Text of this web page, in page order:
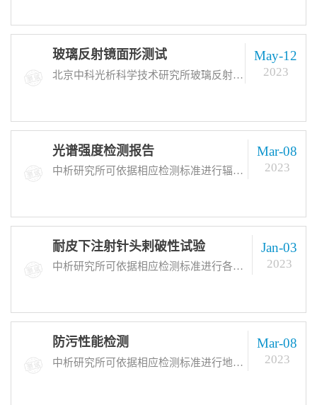
玻璃反射镜面形测试
北京中科光析科学技术研究所玻璃反射镜面形测试标准：GB/T 34334-2017等，可进行各种玻璃反射镜面的表面精度、形状、反射率等的分析测试服务。检测周期：常规到样后7-15个工作日出具玻璃反射镜面形测试报告
May-12
2023
光谱强度检测报告
中析研究所可依据相应检测标准进行辐射光谱强度、吸收光谱强度等各种光谱强度检测服务，亦可根据客户需求设计方案，为客户提供非标检测服务。检测周期：常规到样后7-15个工作日出具光谱强度检测报告
Mar-08
2023
耐皮下注射针头剌破性试验
中析研究所可依据相应检测标准进行各种防护服的耐皮下注射针头剌破性试验，亦可根据客户需求设计方案，为客户提供非标检测服务。检测周期：常规到样后7-15个工作日出具耐皮下注射针头剌破性试验报告
Jan-03
2023
防污性能检测
中析研究所可依据相应检测标准进行地板、纺织品、涂镀层等各种材料的防污性能检测服务，亦可根据客户需求设计方案，为客户提供非标检测服务。检测周期：常规到样后7-15个工作日出具防污性能检测报告
Mar-08
2023